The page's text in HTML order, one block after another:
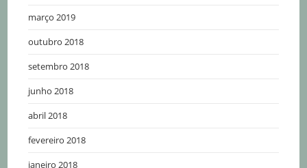
março 2019
outubro 2018
setembro 2018
junho 2018
abril 2018
fevereiro 2018
janeiro 2018